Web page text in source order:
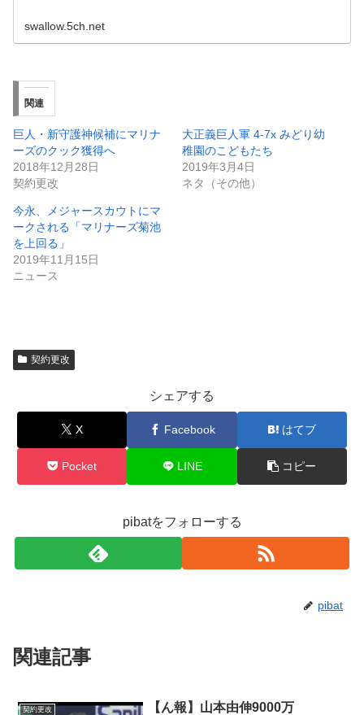
swallow.5ch.net
関連
巨人・新守護神候補にマリナ
ーズのクック獲得へ
2018年12月28日
契約更改
大正義巨人軍 4-7x みどり幼
稚園のこどもたち
2019年3月4日
ネタ（その他）
今永、メジャースカウトにマ
ークされる「マリナーズ菊池
を上回る」
2019年11月15日
ニュース
契約更改
シェアする
X Facebook はてブ
Pocket LINE コピー
pibatをフォローする
pibat
関連記事
契約更改 【ん報】山本由伸9000万